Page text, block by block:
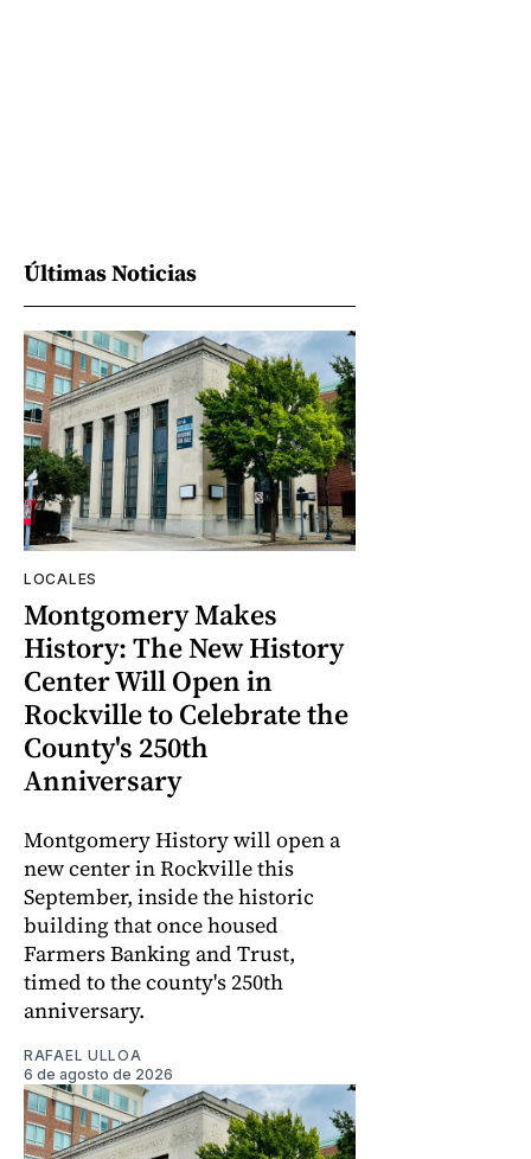
Últimas Noticias
LOCALES
Montgomery Makes
History: The New History
Center Will Open in
Rockville to Celebrate the
County's 250th
Anniversary
Montgomery History will open a
new center in Rockville this
September, inside the historic
building that once housed
Farmers Banking and Trust,
timed to the county's 250th
anniversary.
RAFAEL ULLOA
6 de agosto de 2026